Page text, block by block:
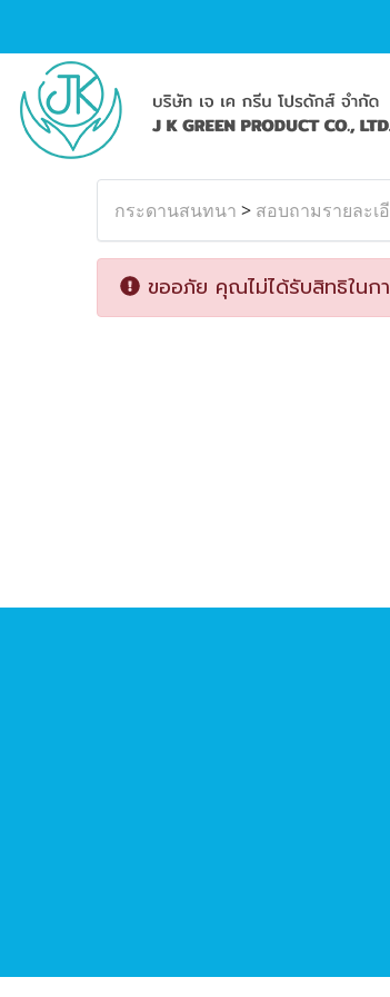
กระดานสนทนา > สอบถามรายละเ
ขออภัย คุณไม่ได้รับสิทธิในกา